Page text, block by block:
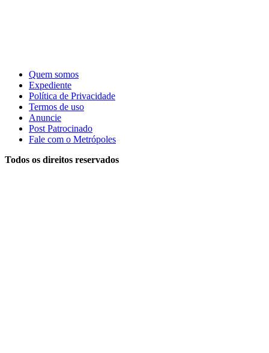
Quem somos
Expediente
Política de Privacidade
Termos de uso
Anuncie
Post Patrocinado
Fale com o Metrópoles
Todos os direitos reservados